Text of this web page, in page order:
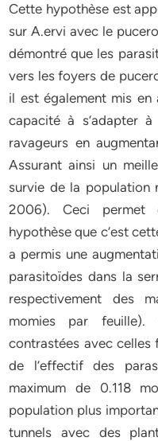
Cette hypothèse est
sur A.ervi avec le
démontré que les
vers les foyers de
il est également mis en
capacité à s’adapter
ravageurs en
Assurant ainsi un
survie de la population
2006). Ceci permet
hypothèse que c’est
a permis une
parasitoïdes dans la
respectivement des
momies par feuille).
contrastées avec celles
de l’effectif des
maximum de 0.118
population plus
tunnels avec des